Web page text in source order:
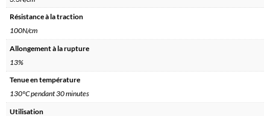
Résistance à la traction
100N/cm
Allongement à la rupture
13%
Tenue en température
130°C pendant 30 minutes
Utilisation